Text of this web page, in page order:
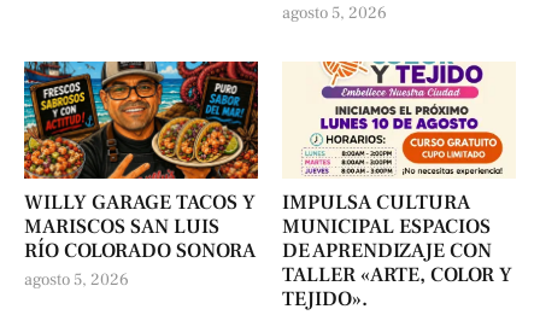
agosto 5, 2026
WILLY GARAGE TACOS Y
MARISCOS SAN LUIS
RÍO COLORADO SONORA
agosto 5, 2026
IMPULSA CULTURA
MUNICIPAL ESPACIOS
DE APRENDIZAJE CON
TALLER «ARTE, COLOR Y
TEJIDO».